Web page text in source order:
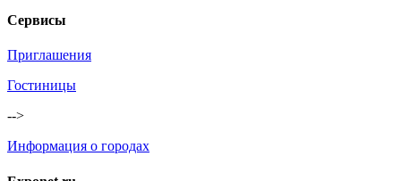
Сервисы
Приглашения
Гостиницы
-->
Информация о городах